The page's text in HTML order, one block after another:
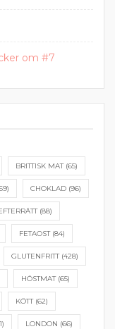
om #7
BRITTISK MAT(65)
CHOKLAD (96)
(88)
FETAOST(84)
GLUTENFRITT(428)
HÖSTMAT(65)
KÖTT(62)
LONDON (66)